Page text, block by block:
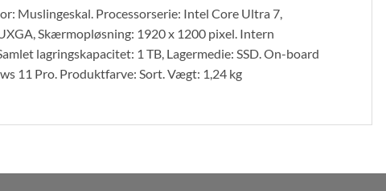
Muslingeskal. Processorserie: Intel Core Ultra 7,
Skærmopløsning: 1920 x 1200 pixel. Intern
lagringskapacitet: 1 TB, Lagermedie: SSD. On-board
11 Pro. Produktfarve: Sort. Vægt: 1,24 kg